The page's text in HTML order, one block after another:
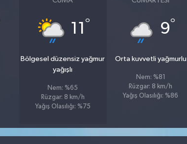
11 °
Bölgesel düzensiz yağmur
yağışlı
Nem: %65
Rüzgar: 8 km/h
Yağış Olasılığı: %75
9°
Orta kuvvetli yağmurlu
Nem: %81
Rüzgar: 8 km/h
Yağış Olasılığı: %86